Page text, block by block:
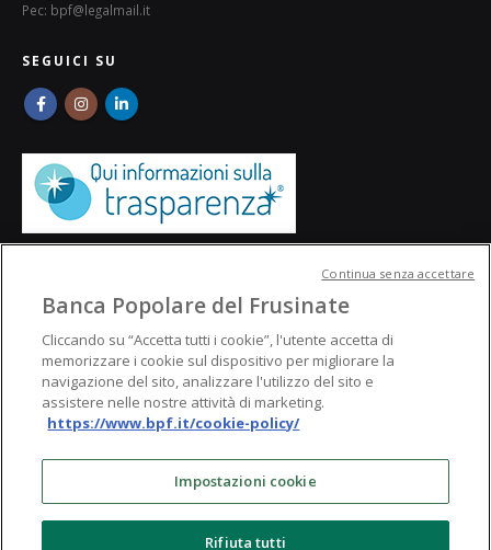
Pec: bpf@legalmail.it
SEGUICI SU
© Banca Popolare del Frusinate
Banca Popolare del Frusinate
Cliccando su “Accetta tutti i cookie”, l'utente accetta di
memorizzare i cookie sul dispositivo per migliorare la
navigazione del sito, analizzare l'utilizzo del sito e
assistere nelle nostre attività di marketing.
https://www.bpf.it/cookie-policy/
Impostazioni cookie
Rifiuta tutti
Continua senza accettare